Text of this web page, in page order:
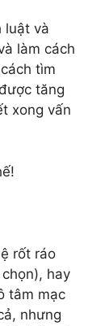
luật và
làm cách
tìm
tăng
xong vấn
rốt ráo
hay
tâm mạc
nhưng